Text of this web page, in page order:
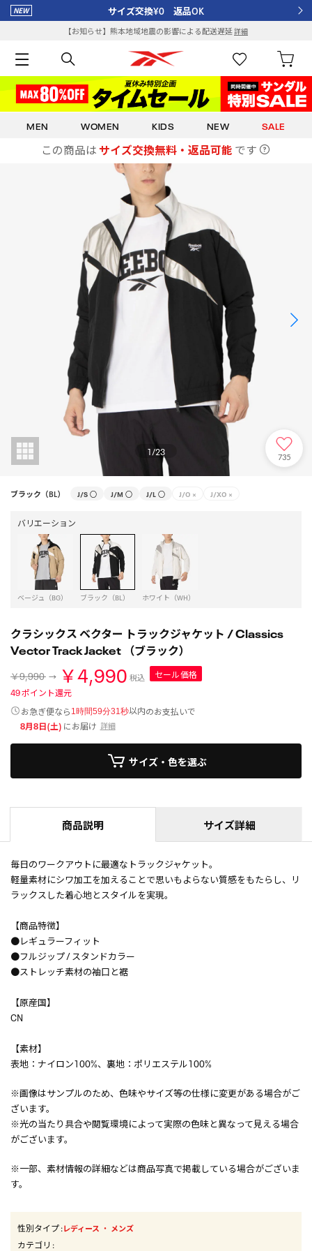
サイズ交換¥0 返品OK
【お知らせ】熊本地域地震の影響による配送遅延詳細
MEN WOMEN KIDS NEW SALE
この商品は サイズ交換無料・返品可能 です
1/23 735
ブラック（BL） J/S ○ J/M ○ J/L ○ J/O × J/XO ×
バリエーション
ベージュ（BG） ブラック（BL） ホワイト（WH）
クラシックス ベクター トラックジャケット / Classics
Vector Track Jacket （ブラック）
￥9,990 ￥4,990 税込
セール価格
49ポイント還元
お急ぎ便なら 1時間59分31秒以内のお支払いで
8月8日(土) にお届け 詳細
サイズ・色を選ぶ
商品説明 サイズ詳細
毎日のワークアウトに最適なトラックジャケット。
軽量素材にシワ加工を加えることで思いもよらない質感をもたらし、リ
ラックスした着心地とスタイルを実現。
【商品特徴】
●レギュラーフィット
●フルジップ / スタンドカラー
●ストレッチ素材の袖口と裾
【原産国】
CN
【素材】
表地：ナイロン100%、裏地：ポリエステル100%
※画像はサンプルのため、色味やサイズ等の仕様に変更がある場合がご
ざいます。
※光の当たり具合や閲覧環境によって実際の色味と異なって見える場合
がございます。
※一部、素材情報の詳細などは商品写真で掲載している場合がございま
す。
性別タイプ:レディース ・ メンズ
カテゴリ :